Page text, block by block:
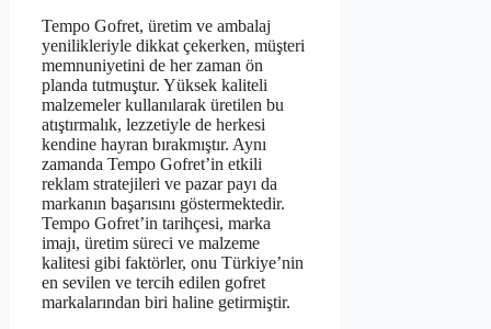
Tempo Gofret, üretim ve ambalaj
yenilikleriyle dikkat çekerken, müşteri
memnuniyetini de her zaman ön
planda tutmuştur. Yüksek kaliteli
malzemeler kullanılarak üretilen bu
atıştırmalık, lezzetiyle de herkesi
kendine hayran bırakmıştır. Aynı
zamanda Tempo Gofret’in etkili
reklam stratejileri ve pazar payı da
markanın başarısını göstermektedir.
Tempo Gofret’in tarihçesi, marka
imajı, üretim süreci ve malzeme
kalitesi gibi faktörler, onu Türkiye’nin
en sevilen ve tercih edilen gofret
markalarından biri haline getirmiştir.